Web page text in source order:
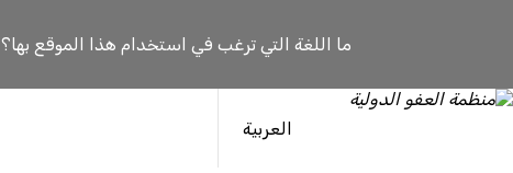
ما اللغة التي ترغب في استخدام هذا الموقع بها؟
العربية